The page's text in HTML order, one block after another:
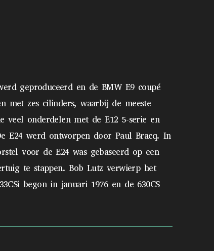
geproduceerd en de BMW E9 coupé
met zes cilinders, waarbij de meeste
veel onderdelen met de E12 5-serie en
E24 werd ontworpen door Paul Bracq. In
voor de E24 was gebaseerd op een
te stappen. Bob Lutz verwierp het
begon in januari 1976 en de 630CS